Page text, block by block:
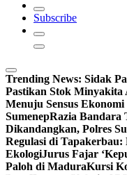
Subscribe
Trending News: Sidak
Pastikan Stok Minyakita
Menuju Sensus
SumenepRazia Bandara
Dikandangkan, Polres
Regulasi di Tapakerbau:
EkologiJurus Fajar
Paloh di MaduraKursi